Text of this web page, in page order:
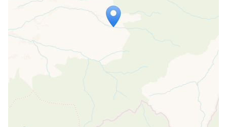
Travelers' Map wird geladen …
Wenn du dies siehst, nachdem deine
Seite vollständig geladen wurde,